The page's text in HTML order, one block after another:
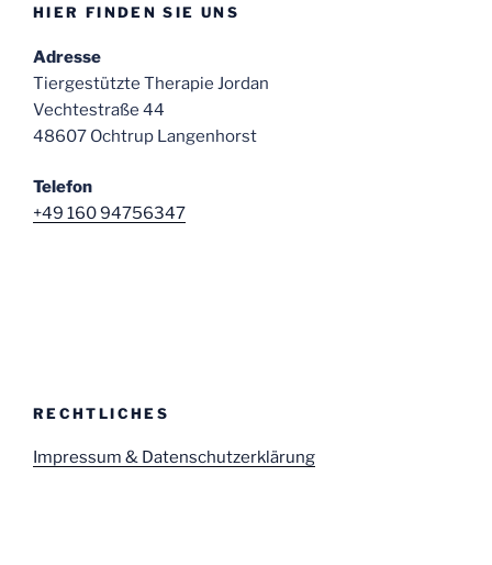
HIER FINDEN SIE UNS
Adresse
Tiergestützte Therapie Jordan
Vechtestraße 44
48607 Ochtrup Langenhorst
Telefon
+49 160 94756347
RECHTLICHES
Impressum & Datenschutzerklärung